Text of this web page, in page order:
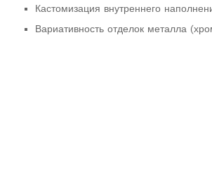
Кастомизация внутреннего
Вариативность отделок металла